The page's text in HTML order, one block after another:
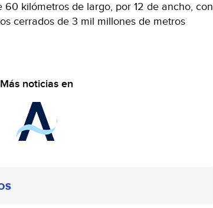
kilómetros de largo, por 12 de ancho, con
cerrados de 3 mil millones de metros
Más noticias en